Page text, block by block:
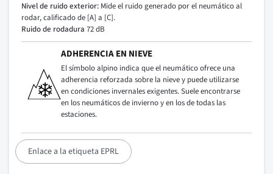
Nivel de ruido exterior: Mide el ruido generado por el neumático al
rodar, calificado de [A] a [C].
Ruido de rodadura 72 dB
ADHERENCIA EN NIEVE
El símbolo alpino indica que el neumático ofrece una
adherencia reforzada sobre la nieve y puede utilizarse
en condiciones invernales exigentes. Suele encontrarse
en los neumáticos de invierno y en los de todas las
estaciones.
Enlace a la etiqueta EPRL